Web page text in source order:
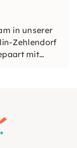
in unserer
Zehlendorf
mit